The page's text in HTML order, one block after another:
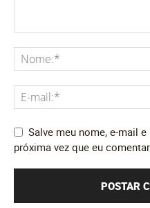
Salve meu nome, e-mail
próxima vez que eu